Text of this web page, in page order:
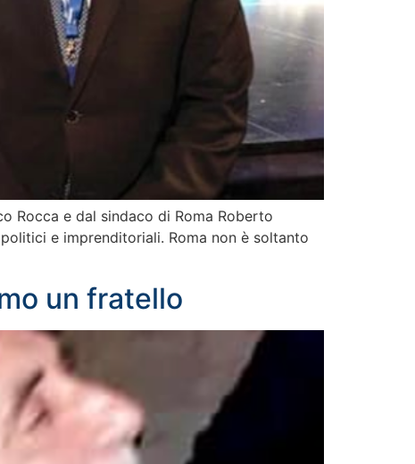
Rocca e dal sindaco di Roma Roberto
e imprenditoriali. Roma non è soltanto
un fratello